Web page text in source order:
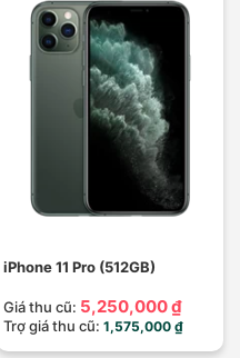
iPhone 11 Pro (512GB)
Giá thu cũ: 5,250,000 ₫
Trợ giá thu cũ: 1,575,000 ₫